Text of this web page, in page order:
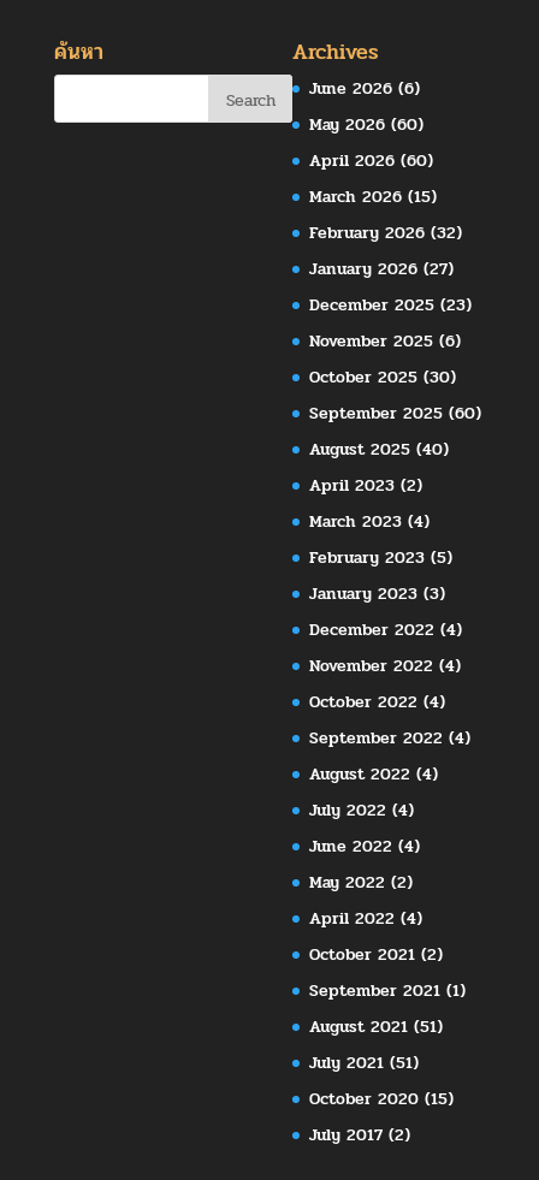
ค้นหา Archives
June 2026 (6)
May 2026 (60)
April 2026 (60)
March 2026 (15)
February 2026 (32)
January 2026 (27)
December 2025 (23)
November 2025 (6)
October 2025 (30)
September 2025 (60)
August 2025 (40)
April 2023 (2)
March 2023 (4)
February 2023 (5)
January 2023 (3)
December 2022 (4)
November 2022 (4)
October 2022 (4)
September 2022 (4)
August 2022 (4)
July 2022 (4)
June 2022 (4)
May 2022 (2)
April 2022 (4)
October 2021 (2)
September 2021 (1)
August 2021 (51)
July 2021 (51)
October 2020 (15)
July 2017 (2)